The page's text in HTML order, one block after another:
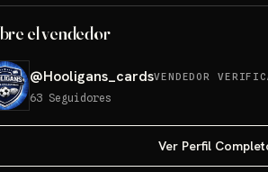
el vendedor
@Hooligans_cardsVENDEDOR
63 Seguidores
Ver Perfil